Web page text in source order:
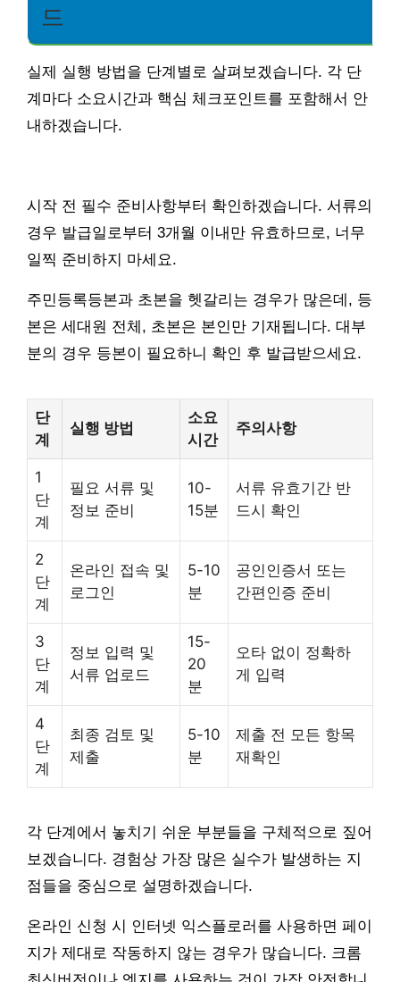
드
실제 실행 방법을 단계별로 살펴보겠습니다. 각 단
계마다 소요시간과 핵심 체크포인트를 포함해서 안
내하겠습니다.
시작 전 필수 준비사항부터 확인하겠습니다. 서류의
경우 발급일로부터 3개월 이내만 유효하므로, 너무
일찍 준비하지 마세요.
주민등록등본과 초본을 헷갈리는 경우가 많은데, 등
본은 세대원 전체, 초본은 본인만 기재됩니다. 대부
분의 경우 등본이 필요하니 확인 후 발급받으세요.
단
계
실행 방법
소요
시간
주의사항
1
단
계
필요 서류 및
정보 준비
10-
15분
서류 유효기간 반
드시 확인
2
단
계
온라인 접속 및
로그인
5-10
분
공인인증서 또는
간편인증 준비
3
단
계
정보 입력 및
서류 업로드
15-
20
분
오타 없이 정확하
게 입력
4
단
계
최종 검토 및
제출
5-10
분
제출 전 모든 항목
재확인
각 단계에서 놓치기 쉬운 부분들을 구체적으로 짚어
보겠습니다. 경험상 가장 많은 실수가 발생하는 지
점들을 중심으로 설명하겠습니다.
온라인 신청 시 인터넷 익스플로러를 사용하면 페이
지가 제대로 작동하지 않는 경우가 많습니다. 크롬